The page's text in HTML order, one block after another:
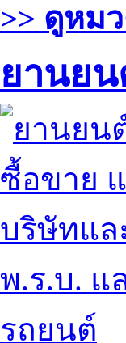
>> ดูหม
ยานย
ซื้อขาย
บริษัทแ
พ.ร.บ. แ
รถยนต์